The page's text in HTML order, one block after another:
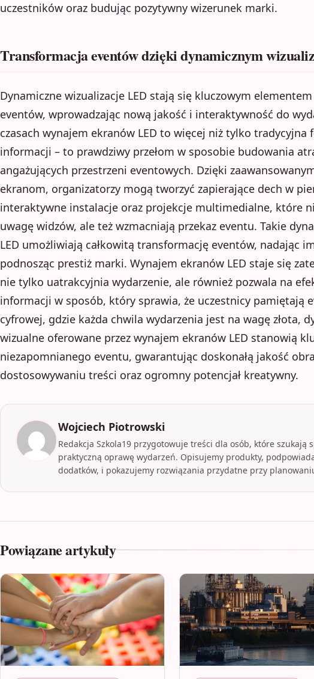
uczestników oraz budując pozytywny wizerunek marki.
Transformacja eventów dzięki dynamicznym
Dynamiczne wizualizacje LED stają się kluczowym
eventów, wprowadzając nową jakość i interaktywność do
czasach wynajem ekranów LED to więcej niż tylko tradycyjna
informacji – to prawdziwy przełom w sposobie budowania
angażujących przestrzeni eventowych. Dzięki
ekranom, organizatorzy mogą tworzyć zapierające dech w
interaktywne instalacje oraz projekcje multimedialne, które
uwagę widzów, ale też wzmacniają przekaz eventu. Takie
LED umożliwiają całkowitą transformację eventów, nadając
podnosząc prestiż marki. Wynajem ekranów LED staje się
nie tylko uatrakcyjnia wydarzenie, ale również pozwala na
informacji w sposób, który sprawia, że uczestnicy pamiętają
cyfrowej, gdzie każda chwila wydarzenia jest na wagę złota,
wizualne oferowane przez wynajem ekranów LED stanowią
niezapomnianego eventu, gwarantując doskonałą jakość
dostosowywaniu treści oraz ogromny potencjał kreatywny.
Wojciech Piotrowski
Redakcja Szkola19 przygotowuje treści dla osób, które szukają
praktyczną oprawę wydarzeń. Opisujemy produkty,
dodatków, i pokazujemy rozwiązania przydatne przy
Powiązane artykuły